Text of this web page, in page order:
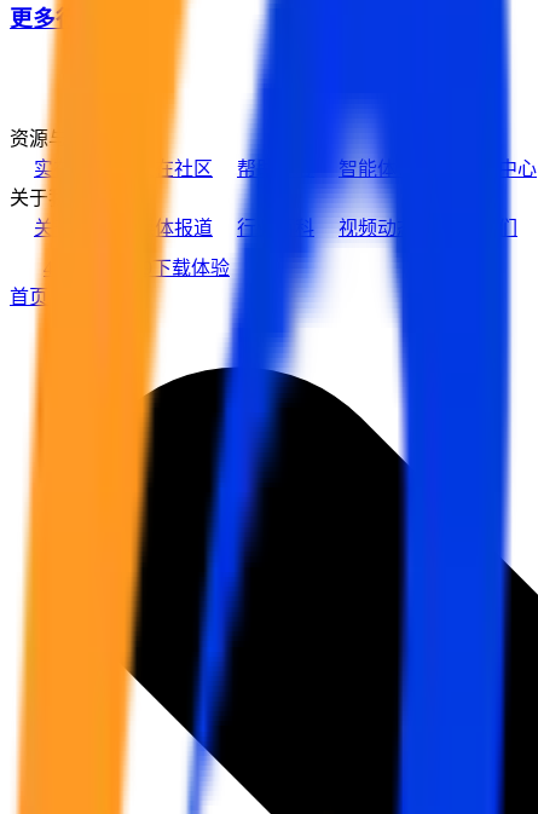
更多行业客户
资源与支持
实在学院
实在社区 帮助中心 智能体市场 活动中心
关于我们
关于实在
媒体报道 行业百科 视频动态
加入我们
400-139-9089
下载体验
首页